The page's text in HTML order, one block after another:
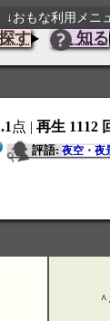
↓おもな利用メニ
す 知る
点 | 再生 1112
評語: 夜空・夜
^